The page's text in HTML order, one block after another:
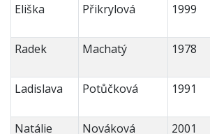
Eliška
Přikrylová 1999
Radek Machatý 1978
Ladislava
Potůčková 1991
Natálie Nováková 2001